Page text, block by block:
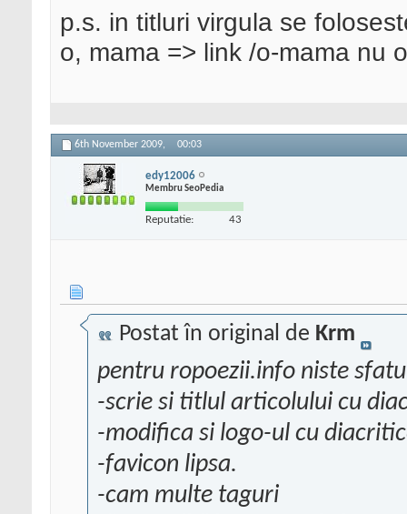
p.s. in titluri virgula se
o, mama => link /o-mama nu
6th November 2009, 00:03
edy12006
Membru SeoPedia
Reputatie: 43
Postat în original de Krm
pentru ropoezii.info niste
-scrie si titlul articolului cu
-modifica si logo-ul cu
-favicon lipsa.
-cam multe taguri